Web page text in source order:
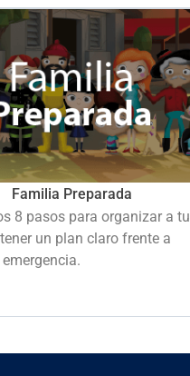
Familia Preparada
8 pasos para organizar a tu
un plan claro frente a